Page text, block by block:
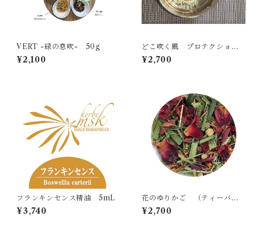
VERT -緑の息吹- 50g
¥2,100
どこ吹く風 プロテクション2
（ティーバッグ10包入り）
¥2,700
フランキンセンス精油 5mL
¥3,740
花のゆりかご （ティーバッ
グ10包入り）
¥2,700